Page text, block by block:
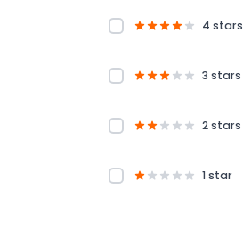
4 stars
3 stars
2 stars
1 star